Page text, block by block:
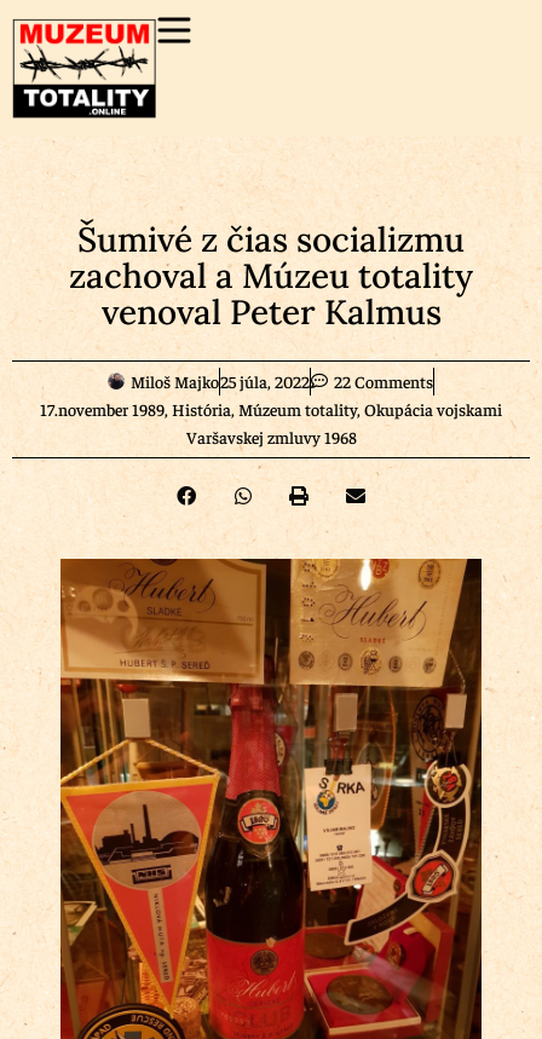
Šumivé z čias socializmu
zachoval a Múzeu totality
venoval Peter Kalmus
Miloš Majko25 júla, 2022
22 Comments
17.november 1989, História, Múzeum totality, Okupácia vojskami
Varšavskej zmluvy 1968